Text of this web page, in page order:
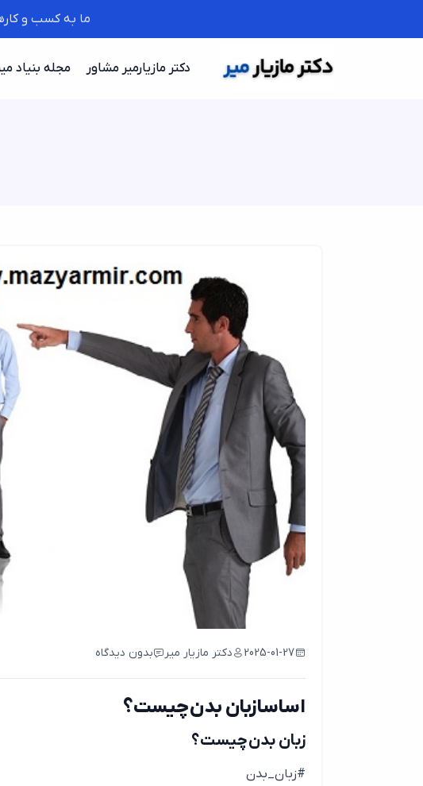
ما به کسب و
دکتر مازیارمیر مشاور مجله بنیاد
2025-01-27 دکتر مازیار میر بدون دیدگاه
اساسا زبان بدن چیست؟
زبان بدن چیست؟
#زبان_بدن